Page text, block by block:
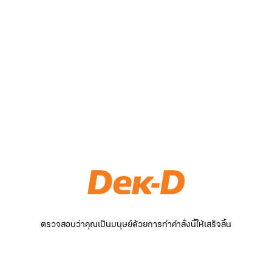
ตรวจสอบว่าคุณเป็นมนุษย์ด้วยการทำคำสั่งนี้ให้เสร็จสิ้น